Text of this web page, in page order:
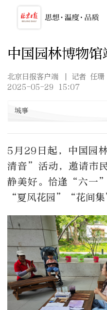
中国园林博物
北京日报客户端
| 记者 任
2025-05-29 15:07
城事
5月29日起，中国园
清音”活动，邀请市
静美好。恰逢“六一”
“夏风花园”“花间集